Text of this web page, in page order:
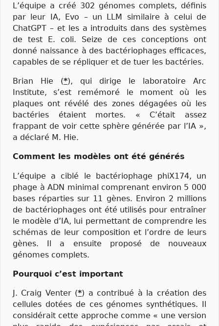
L’équipe a créé 302 génomes complets, définis
par leur IA, Evo – un LLM similaire à celui de
ChatGPT – et les a introduits dans des systèmes
de test E. coli. Seize de ces conceptions ont
donné naissance à des bactériophages efficaces,
capables de se répliquer et de tuer les bactéries.
Brian Hie (*), qui dirige le laboratoire Arc
Institute, s’est remémoré le moment où les
plaques ont révélé des zones dégagées où les
bactéries étaient mortes. « C’était assez
frappant de voir cette sphère générée par l’IA »,
a déclaré M. Hie.
Comment les modèles ont été générés
L’équipe a ciblé le bactériophage phiX174, un
phage à ADN minimal comprenant environ 5 000
bases réparties sur 11 gènes. Environ 2 millions
de bactériophages ont été utilisés pour entraîner
le modèle d’IA, lui permettant de comprendre les
schémas de leur composition et l’ordre de leurs
gènes. Il a ensuite proposé de nouveaux
génomes complets.
Pourquoi c’est important
J. Craig Venter (*) a contribué à la création des
cellules dotées de ces génomes synthétiques. Il
considérait cette approche comme « une version